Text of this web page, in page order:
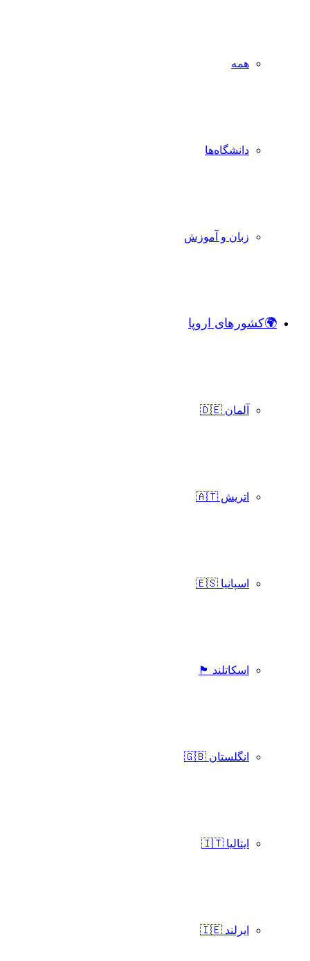
همه
دانشگاه‌ها
زبان و آموزش
🌍کشورهای اروپا
آلمان 🇩🇪
اتریش 🇦🇹
اسپانیا 🇪🇸
اسکاتلند 🏴󠁧󠁢󠁳󠁣󠁴󠁿
انگلستان 🇬🇧
ایتالیا 🇮🇹
ایرلند 🇮🇪